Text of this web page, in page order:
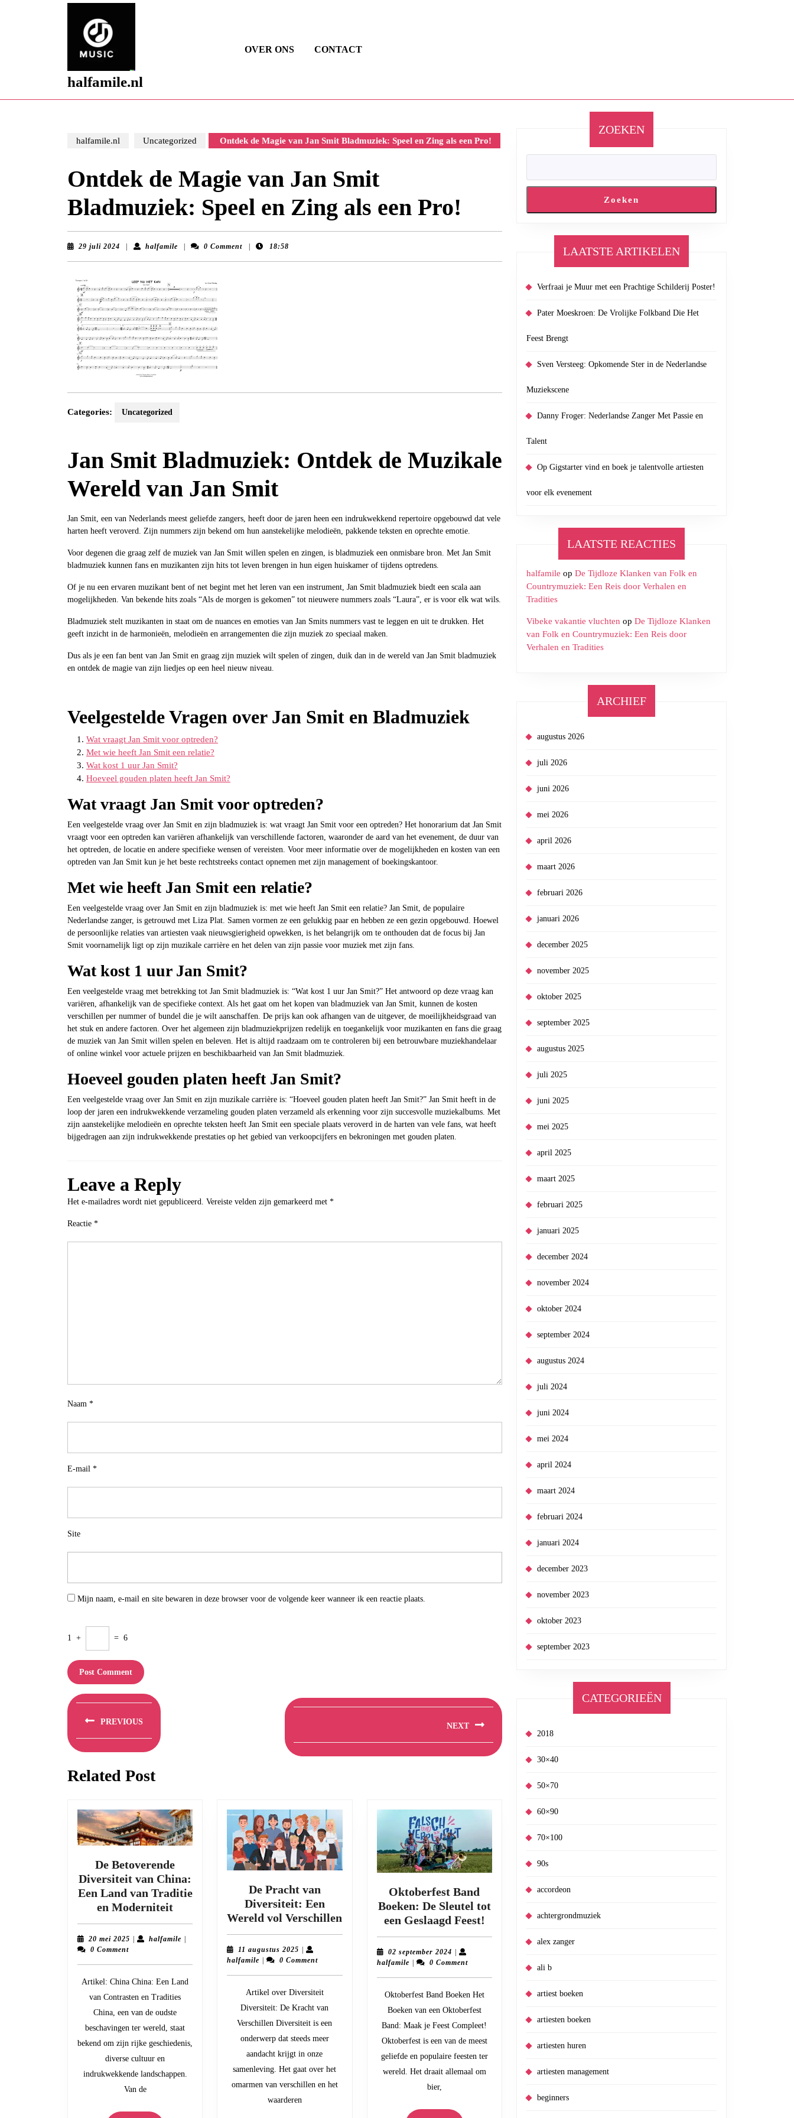
halfamile.nl
OVER ONS CONTACT
halfamile.nl Uncategorized Ontdek de Magie van Jan Smit Bladmuziek: Speel en Zing als een Pro!
Ontdek de Magie van Jan Smit
Bladmuziek: Speel en Zing als een Pro!
29 juli 2024 29
halfamilehalfamile0 Comment 18:58
Categories: Uncategorized
Jan Smit Bladmuziek: Ontdek de Muzikale
Wereld van Jan Smit
Jan Smit, een van Nederlands meest geliefde zangers, heeft door de jaren heen een indrukwekkend repertoire opgebouwd dat vele
harten heeft veroverd. Zijn nummers zijn bekend om hun aanstekelijke melodieën, pakkende teksten en oprechte emotie.
Voor degenen die graag zelf de muziek van Jan Smit willen spelen en zingen, is bladmuziek een onmisbare bron. Met Jan Smit
bladmuziek kunnen fans en muzikanten zijn hits tot leven brengen in hun eigen huiskamer of tijdens optredens.
Of je nu een ervaren muzikant bent of net begint met het leren van een instrument, Jan Smit bladmuziek biedt een scala aan
mogelijkheden. Van bekende hits zoals “Als de morgen is gekomen” tot nieuwere nummers zoals “Laura”, er is voor elk wat wils.
Bladmuziek stelt muzikanten in staat om de nuances en emoties van Jan Smits nummers vast te leggen en uit te drukken. Het
geeft inzicht in de harmonieën, melodieën en arrangementen die zijn muziek zo speciaal maken.
Dus als je een fan bent van Jan Smit en graag zijn muziek wilt spelen of zingen, duik dan in de wereld van Jan Smit bladmuziek
en ontdek de magie van zijn liedjes op een heel nieuw niveau.
Veelgestelde Vragen over Jan Smit en Bladmuziek
Wat vraagt Jan Smit voor optreden?
Met wie heeft Jan Smit een relatie?
Wat kost 1 uur Jan Smit?
Hoeveel gouden platen heeft Jan Smit?
Wat vraagt Jan Smit voor optreden?
Een veelgestelde vraag over Jan Smit en zijn bladmuziek is: wat vraagt Jan Smit voor een optreden? Het honorarium dat Jan Smit
vraagt voor een optreden kan variëren afhankelijk van verschillende factoren, waaronder de aard van het evenement, de duur van
het optreden, de locatie en andere specifieke wensen of vereisten. Voor meer informatie over de mogelijkheden en kosten van een
optreden van Jan Smit kun je het beste rechtstreeks contact opnemen met zijn management of boekingskantoor.
Met wie heeft Jan Smit een relatie?
Een veelgestelde vraag over Jan Smit en zijn bladmuziek is: met wie heeft Jan Smit een relatie? Jan Smit, de populaire
Nederlandse zanger, is getrouwd met Liza Plat. Samen vormen ze een gelukkig paar en hebben ze een gezin opgebouwd. Hoewel
de persoonlijke relaties van artiesten vaak nieuwsgierigheid opwekken, is het belangrijk om te onthouden dat de focus bij Jan
Smit voornamelijk ligt op zijn muzikale carrière en het delen van zijn passie voor muziek met zijn fans.
Wat kost 1 uur Jan Smit?
Een veelgestelde vraag met betrekking tot Jan Smit bladmuziek is: “Wat kost 1 uur Jan Smit?” Het antwoord op deze vraag kan
variëren, afhankelijk van de specifieke context. Als het gaat om het kopen van bladmuziek van Jan Smit, kunnen de kosten
verschillen per nummer of bundel die je wilt aanschaffen. De prijs kan ook afhangen van de uitgever, de moeilijkheidsgraad van
het stuk en andere factoren. Over het algemeen zijn bladmuziekprijzen redelijk en toegankelijk voor muzikanten en fans die graag
de muziek van Jan Smit willen spelen en beleven. Het is altijd raadzaam om te controleren bij een betrouwbare muziekhandelaar
of online winkel voor actuele prijzen en beschikbaarheid van Jan Smit bladmuziek.
Hoeveel gouden platen heeft Jan Smit?
Een veelgestelde vraag over Jan Smit en zijn muzikale carrière is: “Hoeveel gouden platen heeft Jan Smit?” Jan Smit heeft in de
loop der jaren een indrukwekkende verzameling gouden platen verzameld als erkenning voor zijn succesvolle muziekalbums. Met
zijn aanstekelijke melodieën en oprechte teksten heeft Jan Smit een speciale plaats veroverd in de harten van vele fans, wat heeft
bijgedragen aan zijn indrukwekkende prestaties op het gebied van verkoopcijfers en bekroningen met gouden platen.
Leave a Reply
Het e-mailadres wordt niet gepubliceerd. Vereiste velden zijn gemarkeerd met *
Reactie *
Naam *
E-mail *
Site
Mijn naam, e-mail en site bewaren in deze browser voor de volgende keer wanneer ik een reactie plaats.
1 + = 6
Berichtnavigatie
PREVIOUS
post:
NEXT
post:
Related Post
De Betoverende
Diversiteit van China:
Een Land van Traditie
en ModerniteitDe
Betoverende
Diversiteit
China:
Een
Land
Traditie
en
Moderniteit
20 mei 2025 20| halfamilehalfamile
|
0 Comment
Artikel: China China: Een Land
van Contrasten en Tradities
China, een van de oudste
beschavingen ter wereld, staat
bekend om zijn rijke geschiedenis,
diverse cultuur en
indrukwekkende landschappen.
Van de
De Pracht van
Diversiteit: Een
Wereld vol Verschillen
Pracht
Diversiteit:
Een
Verschillen
11 augustus 2025 11
augustus
halfamile halfamile0 Comment
Artikel over Diversiteit
Diversiteit: De Kracht van
Verschillen Diversiteit is een
onderwerp dat steeds meer
aandacht krijgt in onze
samenleving. Het gaat over het
omarmen van verschillen en het
waarderen
Oktoberfest Band
Boeken: De Sleutel tot
een Geslaagd Feest! Oktoberfest
Band
Sleutel
tot
Geslaagd
Feest!
02 september 202402
september
|
halfamilehalfamile
| 0 Comment
Oktoberfest Band Boeken Het
Boeken van een Oktoberfest
Band: Maak je Feest Compleet!
Oktoberfest is een van de meest
geliefde en populaire feesten ter
wereld. Het draait allemaal om
bier,
ZOEKEN
Zoeken
LAATSTE ARTIKELEN
Verfraai je Muur met een Prachtige Schilderij Poster!
Pater Moeskroen: De Vrolijke Folkband Die Het
Feest Brengt
Sven Versteeg: Opkomende Ster in de Nederlandse
Muziekscene
Danny Froger: Nederlandse Zanger Met Passie en
Talent
Op Gigstarter vind en boek je talentvolle artiesten
voor elk evenement
LAATSTE REACTIES
halfamile op De Tijdloze Klanken van Folk en
Countrymuziek: Een Reis door Verhalen en
Tradities
Vibeke vakantie vluchten op De Tijdloze Klanken
van Folk en Countrymuziek: Een Reis door
Verhalen en Tradities
ARCHIEF
augustus 2026
juli 2026
juni 2026
mei 2026
april 2026
maart 2026
februari 2026
januari 2026
december 2025
november 2025
oktober 2025
september 2025
augustus 2025
juli 2025
juni 2025
mei 2025
april 2025
maart 2025
februari 2025
januari 2025
december 2024
november 2024
oktober 2024
september 2024
augustus 2024
juli 2024
juni 2024
mei 2024
april 2024
maart 2024
februari 2024
januari 2024
december 2023
november 2023
oktober 2023
september 2023
CATEGORIEËN
2018
30×40
50×70
60×90
70×100
90s
accordeon
achtergrondmuziek
alex zanger
ali b
artiest boeken
artiesten boeken
artiesten huren
artiesten management
beginners